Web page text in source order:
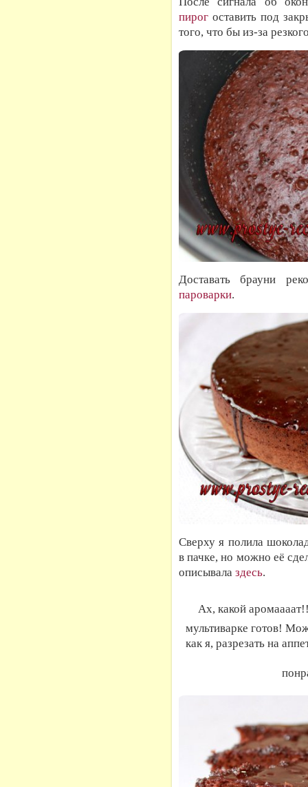
пирог оставить под
того, что бы из-за
Доставать брауни
пароварки.
Сверху я полила
в пачке, но можно её
описывала здесь.
Ах, какой
мультиварке готов!
как я, разрезать на